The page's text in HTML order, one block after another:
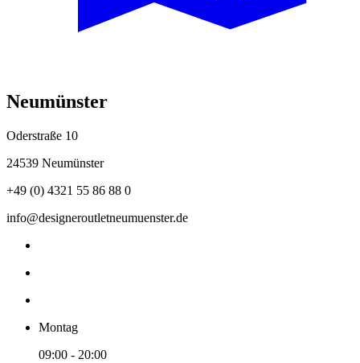
Neumünster
Oderstraße 10
24539 Neumünster
+49 (0) 4321 55 86 88 0
info@designeroutletneumuenster.de
Montag
09:00 - 20:00